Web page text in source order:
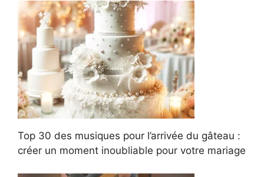
Top 30 des musiques pour l’arrivée du gâteau :
créer un moment inoubliable pour votre mariage